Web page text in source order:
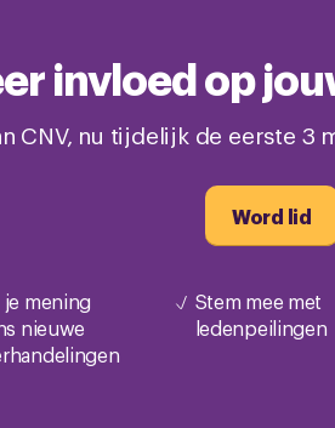
invloed op
CNV, nu tijdelijk de eerste 3
Word lid
mening
nieuwe
Stem mee met
ledenpeilingen